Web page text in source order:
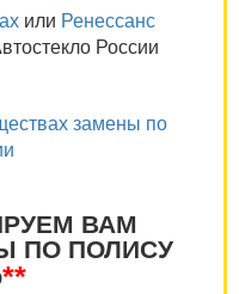
или Ренессанс
России
замены по
ВАМ
ПО ПОЛИСУ
**